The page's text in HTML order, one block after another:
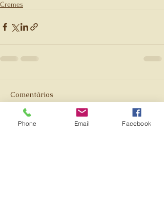
Cremes
Comentários
Phone Email Facebook